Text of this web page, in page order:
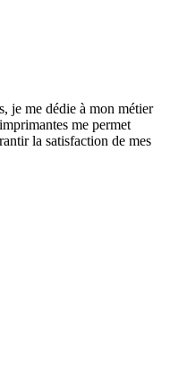
je me dédie à mon métier
me permet
la satisfaction de mes